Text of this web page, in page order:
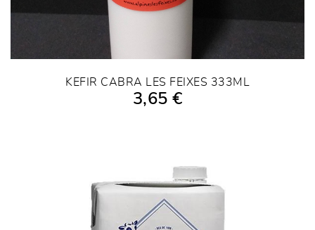
AÑADIR A LA COMPRA
KEFIR CABRA LES FEIXES 333ML
3,65 €